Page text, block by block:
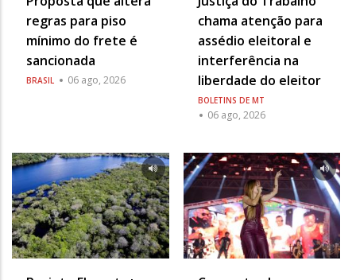
regras para piso
mínimo do frete é
sancionada
BRASIL 06 ago, 2026
chama atenção para
assédio eleitoral e
interferência na
liberdade do eleitor
BOLETINS DE MT
06 ago, 2026